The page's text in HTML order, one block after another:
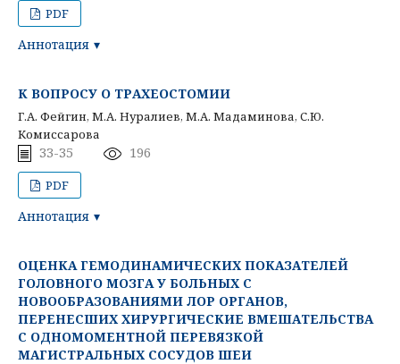
PDF
Аннотация
К ВОПРОСУ О ТРАХЕОСТОМИИ
Г.А. Фейгин, М.А. Нуралиев, М.А. Мадаминова, С.Ю.
Комиссарова
33-35 196
PDF
Аннотация
ОЦЕНКА ГЕМОДИНАМИЧЕСКИХ ПОКАЗАТЕЛЕЙ
ГОЛОВНОГО МОЗГА У БОЛЬНЫХ С
НОВООБРАЗОВАНИЯМИ ЛОР ОРГАНОВ,
ПЕРЕНЕСШИХ ХИРУРГИЧЕСКИЕ ВМЕШАТЕЛЬСТВА
С ОДНОМОМЕНТНОЙ ПЕРЕВЯЗКОЙ
МАГИСТРАЛЬНЫХ СОСУДОВ ШЕИ